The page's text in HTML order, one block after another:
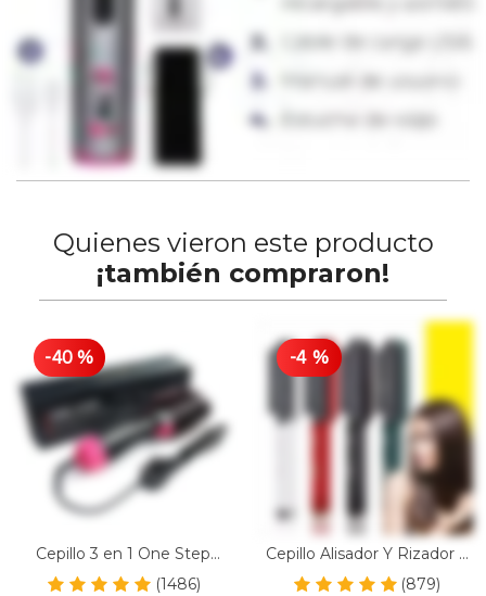
Quienes vieron este producto
¡también compraron!
-40%
Cepillo 3 en 1 One Step
Secador, Plancha y Rizadora
(1486)
-4 %
Cepillo Alisador Y Rizador 2
En 1
(879)